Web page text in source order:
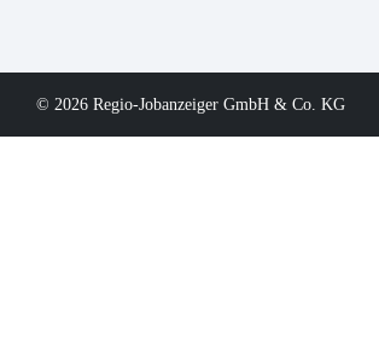
© 2026 Regio-Jobanzeiger GmbH & Co. KG